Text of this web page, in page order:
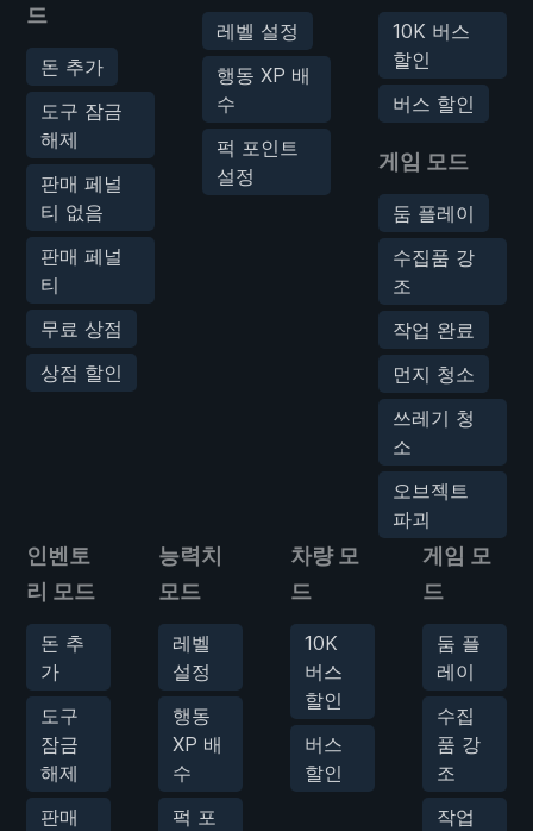
드
돈 추가
도구 잠금
해제
판매 페널
티 없음
판매 페널
티
무료 상점
상점 할인
레벨 설정
행동 XP 배
수
퍽 포인트
설정
10K 버스
할인
버스 할인
게임 모드
둠 플레이
수집품 강
조
작업 완료
먼지 청소
쓰레기 청
소
오브젝트
파괴
인벤토
리 모드
돈 추
가
도구
잠금
해제
판매
능력치
모드
레벨
설정
행동
XP 배
수
퍽 포
차량 모
드
10K
버스
할인
버스
할인
게임 모
드
둠 플
레이
수집
품 강
조
작업